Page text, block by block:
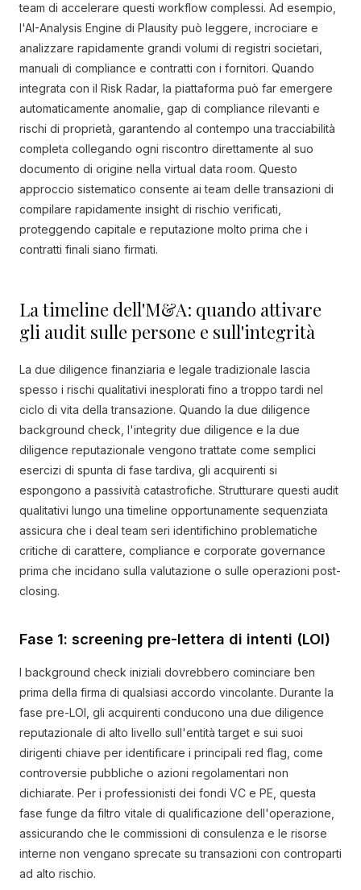
team di accelerare questi workflow complessi. Ad esempio,
l'AI-Analysis Engine di Plausity può leggere, incrociare e
analizzare rapidamente grandi volumi di registri societari,
manuali di compliance e contratti con i fornitori. Quando
integrata con il Risk Radar, la piattaforma può far emergere
automaticamente anomalie, gap di compliance rilevanti e
rischi di proprietà, garantendo al contempo una tracciabilità
completa collegando ogni riscontro direttamente al suo
documento di origine nella virtual data room. Questo
approccio sistematico consente ai team delle transazioni di
compilare rapidamente insight di rischio verificati,
proteggendo capitale e reputazione molto prima che i
contratti finali siano firmati.
La timeline dell'M&A: quando attivare
gli audit sulle persone e sull'integrità
La due diligence finanziaria e legale tradizionale lascia
spesso i rischi qualitativi inesplorati fino a troppo tardi nel
ciclo di vita della transazione. Quando la due diligence
background check, l'integrity due diligence e la due
diligence reputazionale vengono trattate come semplici
esercizi di spunta di fase tardiva, gli acquirenti si
espongono a passività catastrofiche. Strutturare questi audit
qualitativi lungo una timeline opportunamente sequenziata
assicura che i deal team seri identifichino problematiche
critiche di carattere, compliance e corporate governance
prima che incidano sulla valutazione o sulle operazioni post-
closing.
Fase 1: screening pre-lettera di intenti (LOI)
I background check iniziali dovrebbero cominciare ben
prima della firma di qualsiasi accordo vincolante. Durante la
fase pre-LOI, gli acquirenti conducono una due diligence
reputazionale di alto livello sull'entità target e sui suoi
dirigenti chiave per identificare i principali red flag, come
controversie pubbliche o azioni regolamentari non
dichiarate. Per i professionisti dei fondi VC e PE, questa
fase funge da filtro vitale di qualificazione dell'operazione,
assicurando che le commissioni di consulenza e le risorse
interne non vengano sprecate su transazioni con controparti
ad alto rischio.